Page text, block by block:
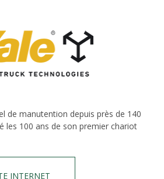
de manutention depuis près de 140
les 100 ans de son premier chariot
INTERNET